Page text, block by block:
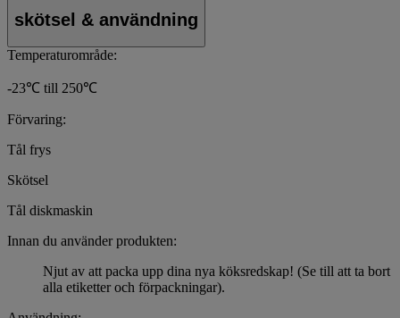
skötsel & användning
Temperaturområde:
-23℃ till 250℃
Förvaring:
Tål frys
Skötsel
Tål diskmaskin
Innan du använder produkten:
Njut av att packa upp dina nya köksredskap! (Se till att ta bort
alla etiketter och förpackningar).